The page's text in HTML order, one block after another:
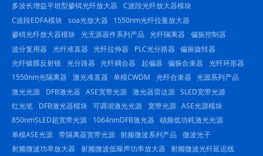
多波长增益平坦型掺铒光纤放大器
C波段光纤放大器模块
C波段EDFA模块 soa光放大器
1550nm光纤拉曼放大器
掺铒光纤放大器模块 光无源器件系列产品 光纤隔离器
偏振控制器
波分复用器
光纤准直器 光纤拉伸器 PLC光分路器
偏振旋转器
光纤镀膜反射镜 光分路器 光纤耦合器 起偏器 偏振合束器
光纤环形器
1550nm光隔离器
激光准直器 单模CWDM 光纤合束器
光源系列产品
激光光源
DFB激光器 ASE宽带光源 激光器雷达源 SLED宽带光源
红光笔
DFB激光器模块 可调谐激光光源 宽带光源 ASE光源模块
850nmSLED超宽带光源
1064nmDFB激光器 稳频低功耗激光光源
单模ASE光源 带隔离器宽带光源 射频微波系列产品
微波光子
射频微波功率放大器
射频微波低噪声功率放大器 射频微波光纤延迟线